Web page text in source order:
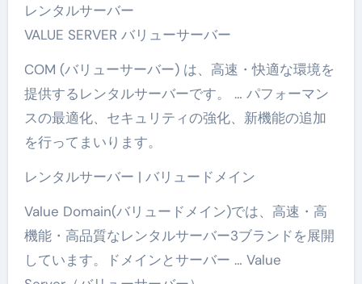
レンタルサーバー
VALUE SERVER バリューサーバー
COM (バリューサーバー) は、高速・快適な環境を
提供するレンタルサーバーです。 … パフォーマン
スの最適化、セキュリティの強化、新機能の追加
を行ってまいります。
レンタルサーバー | バリュードメイン
Value Domain(バリュードメイン)では、高速・高
機能・高品質なレンタルサーバー3ブランドを展開
しています。ドメインとサーバー … Value